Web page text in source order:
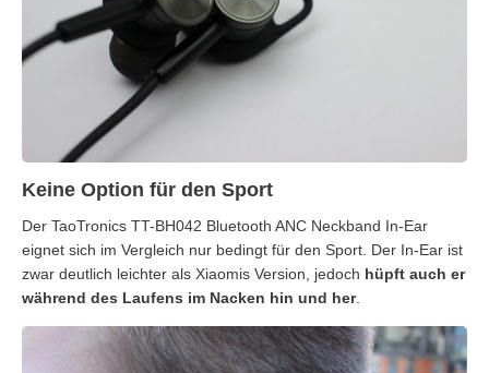
Keine Option für den Sport
Der TaoTronics TT-BH042 Bluetooth ANC Neckband In-Ear
eignet sich im Vergleich nur bedingt für den Sport. Der In-Ear ist
zwar deutlich leichter als Xiaomis Version, jedoch hüpft auch er
während des Laufens im Nacken hin und her.